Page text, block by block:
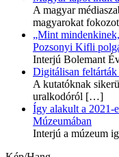
A magyar
magyarokat
„Mint
Pozsonyi Kifli
Interjú Bolemant
Digitálisan
A kutatóknak
uralkodóról […]
Így alakult a 2021-
Múzeumában
Interjú a múzeum